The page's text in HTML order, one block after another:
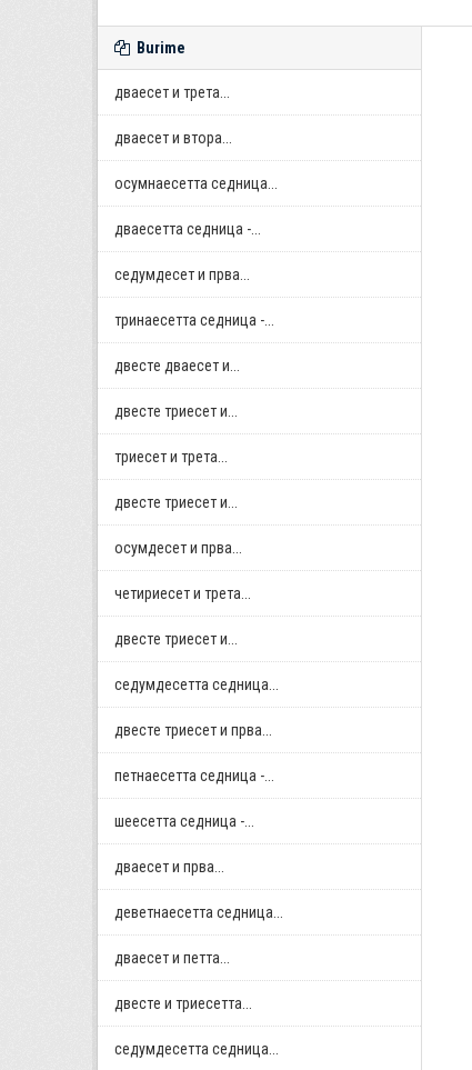
Burime
дваесет и трета...
дваесет и втора...
осумнaесетта седница...
дваесетта седница -...
седумдесет и прва...
тринаесетта седница -...
двестe дваесет и...
двестe триесет и...
триесет и трета...
двестe триесет и...
осумдесет и прва...
четириесет и трета...
двестe триесет и...
седумдесетта седница...
двестe триесет и прва...
петнаесетта седница -...
шеесетта седница -...
дваесет и прва...
деветнаесетта седница...
дваесет и петта...
двестe и триесетта...
седумдесетта седница...